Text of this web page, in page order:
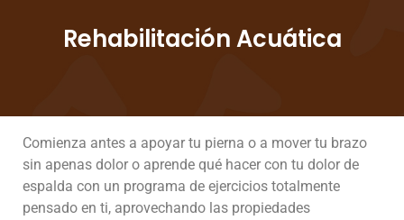
Rehabilitación Acuática
Comienza antes a apoyar tu pierna o a mover tu brazo
sin apenas dolor o aprende qué hacer con tu dolor de
espalda con un programa de ejercicios totalmente
pensado en ti, aprovechando las propiedades